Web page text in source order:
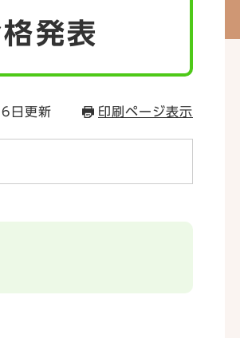
発表
日更新 印刷ページ表示